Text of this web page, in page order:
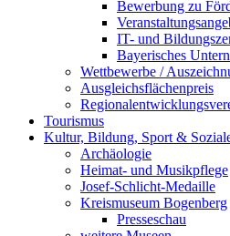
Bewerbung zu
IT- und
Bayerisches
Wettbewerbe /
Ausgleichsflächenpreis
Tourismus
Kultur, Bildung, Sport &
Archäologie
Heimat- und Musikpflege
Josef-Schlicht-Medaille
Kreismuseum Bogenberg
Presseschau